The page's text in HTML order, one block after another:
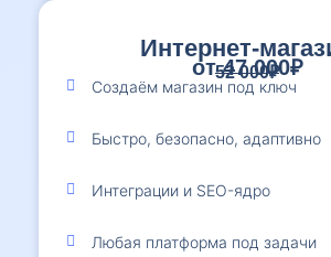
Интернет-
от 47 000₽
52 000₽
Создаём магазин под ключ
Быстро, безопасно, адаптивно
Интеграции и SEO-ядро
Любая платформа под задачи